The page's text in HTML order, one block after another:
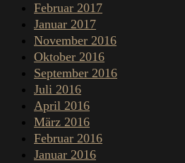
Februar 2017
Januar 2017
November 2016
Oktober 2016
September 2016
Juli 2016
April 2016
März 2016
Februar 2016
Januar 2016